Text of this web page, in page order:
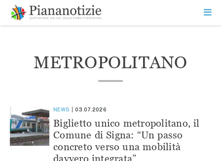
contenuto
SEARCH
METROPOLITANO
NEWS 03.07.2026
Biglietto unico metropolitano, il
Comune di Signa: “Un passo
concreto verso una mobilità
davvero integrata”